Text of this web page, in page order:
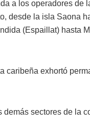
a los operadores
desde la isla Saona
(Espaillat) hasta
caribeña exhortó
demás sectores de la